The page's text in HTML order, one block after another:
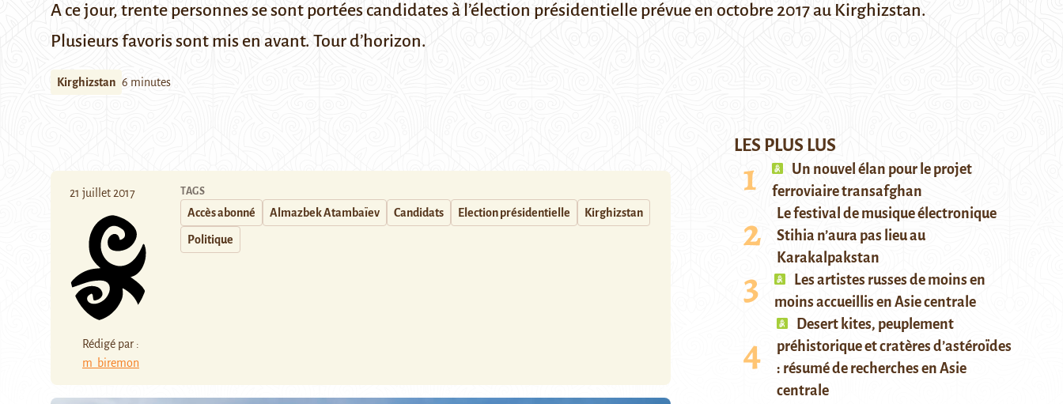
A ce jour, trente personnes se sont portées candidates à l’élection présidentielle prévue en octobre 2017 au Kirghizstan.
Plusieurs favoris sont mis en avant. Tour d’horizon.
Kirghizstan 6 minutes
21 juillet 2017
Rédigé par :
m_biremon
TAGS
Accès abonné Almazbek Atambaïev Candidats Election présidentielle Kirghizstan
Politique
LES PLUS LUS
Un nouvel élan pour le projet
ferroviaire transafghan
Le festival de musique électronique
Stihia n’aura pas lieu au
Karakalpakstan
Les artistes russes de moins en
moins accueillis en Asie centrale
Desert kites, peuplement
préhistorique et cratères d’astéroïdes
: résumé de recherches en Asie
centrale